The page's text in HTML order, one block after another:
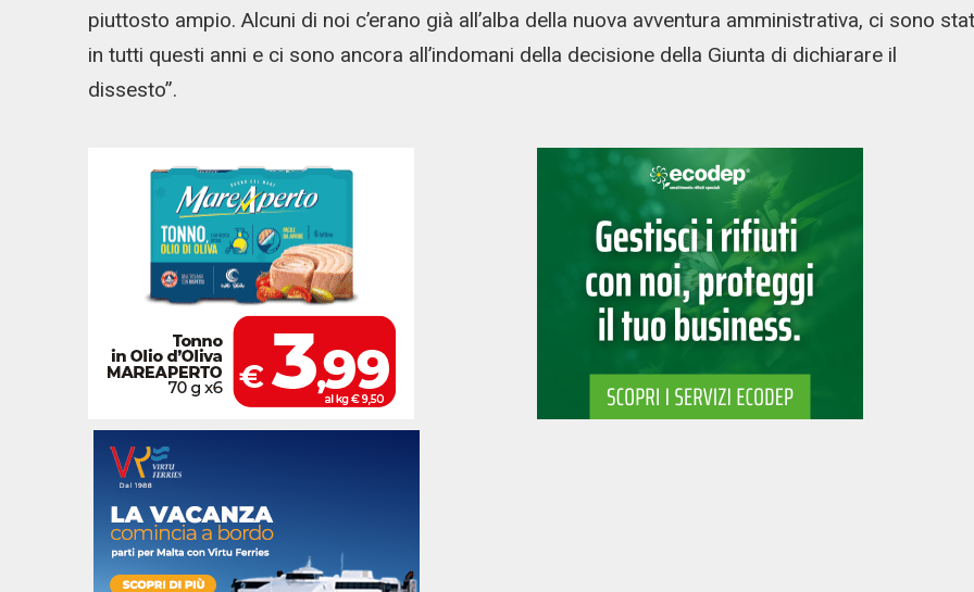
piuttosto ampio. Alcuni di noi c’erano già all’alba della nuova avventura amministrativa, ci sono
in tutti questi anni e ci sono ancora all’indomani della decisione della Giunta di dichiarare il
dissesto”.